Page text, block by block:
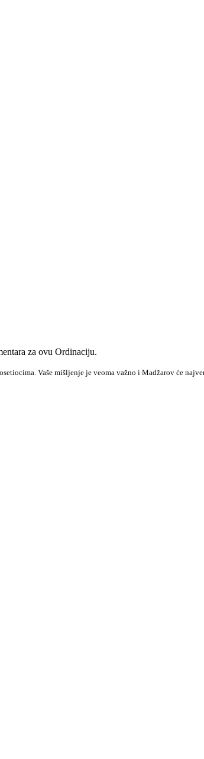
za ovu Ordinaciju.
Vaše mišljenje je veoma važno i Madžarov će